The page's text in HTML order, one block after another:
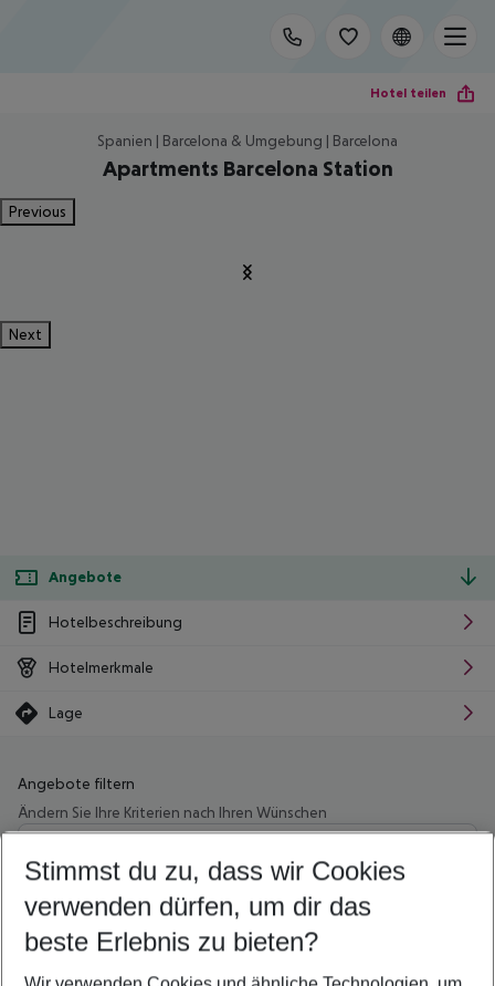
Hotel teilen
Spanien | Barcelona & Umgebung | Barcelona
Apartments Barcelona Station
Previous
Next
Angebote
Hotelbeschreibung
Hotelmerkmale
Lage
Angebote filtern
Ändern Sie Ihre Kriterien nach Ihren Wünschen
Wähle deinen Abflughafen
Beliebiger Abflughafen
Wähle deinen Reisezeitraum
5-8 Nächte
Stimmst du zu, dass wir Cookies
verwenden dürfen, um dir das
beste Erlebnis zu bieten?